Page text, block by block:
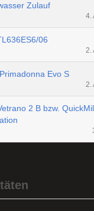
Zulauf
4.
06
2.
Evo S
2.
2 B bzw.